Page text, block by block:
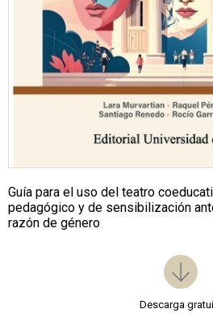
Guía para el uso del teatro
pedagógico y de sensibilización
razón de género
Descarga